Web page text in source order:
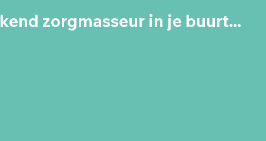
zorgmasseur in je buurt...